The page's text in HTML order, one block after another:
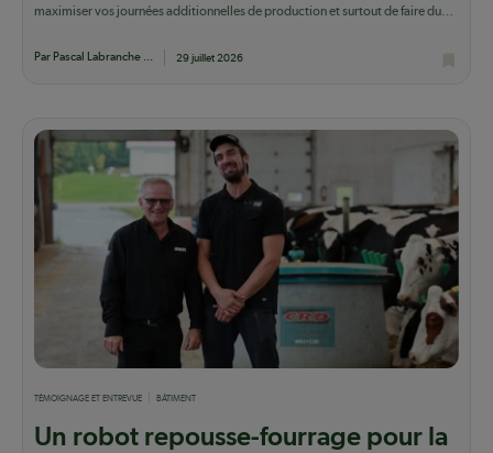
maximiser vos journées additionnelles de production et surtout de faire du
Par Pascal Labranche ... 29 juillet 2026
TÉMOIGNAGE ET ENTREVUE BÂTIMENT
Un robot repousse-fourrage pour la